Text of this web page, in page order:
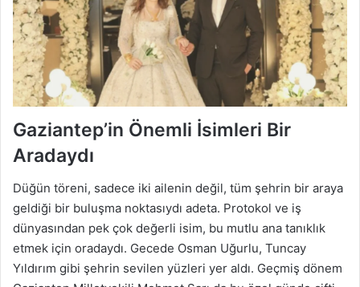
Gaziantep’in Önemli İsimleri Bir
Aradaydı
Düğün töreni, sadece iki ailenin değil, tüm şehrin bir araya
geldiği bir buluşma noktasıydı adeta. Protokol ve iş
dünyasından pek çok değerli isim, bu mutlu ana tanıklık
etmek için oradaydı. Gecede Osman Uğurlu, Tuncay
Yıldırım gibi şehrin sevilen yüzleri yer aldı. Geçmiş dönem